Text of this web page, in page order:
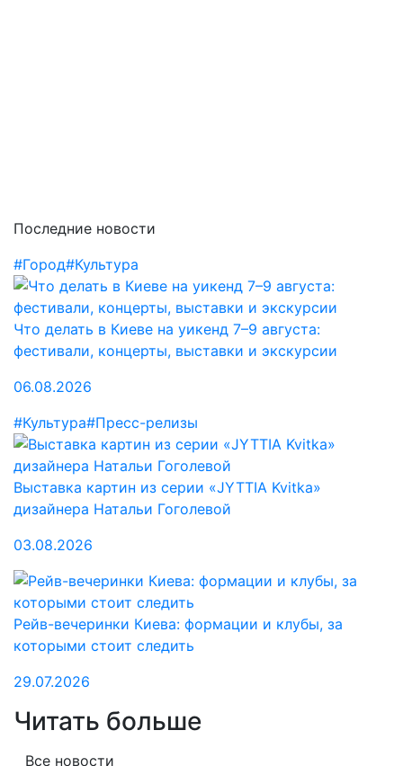
Последние новости
#Город#Культура
Что делать в Киеве на уикенд 7–9 августа:
фестивали, концерты, выставки и экскурсии
06.08.2026
#Культура#Пресс-релизы
Выставка картин из серии «JYTTIA Kvitka»
дизайнера Натальи Гоголевой
03.08.2026
Рейв-вечеринки Киева: формации и клубы, за
которыми стоит следить
29.07.2026
Читать больше
Все новости